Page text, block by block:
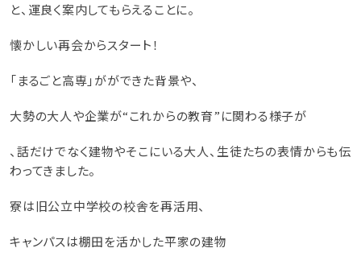
と、運良く案内してもらえることに。
懐かしい再会からスタート！
「まるごと高専」がができた背景や、
大勢の大人や企業が“これからの教育”に関わる様子が
、話だけでなく建物やそこにいる大人、生徒たちの表情からも伝
わってきました。
寮は旧公立中学校の校舎を再活用、
キャンパスは棚田を活かした平家の建物